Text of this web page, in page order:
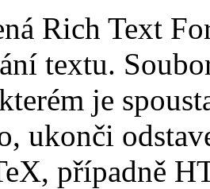
Rich Text
textu.
je
ukonči
případně